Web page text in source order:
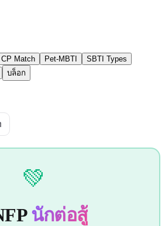
CP Match Pet-MBTI
SBTI Types
บล็อก
💚
นักต่อสู้